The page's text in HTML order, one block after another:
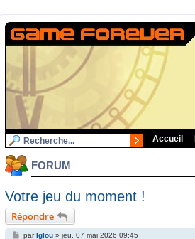
Accueil
FORUM
Votre jeu du moment !
Répondre
MparIglou» jeu. 07 mai 2026 09:45